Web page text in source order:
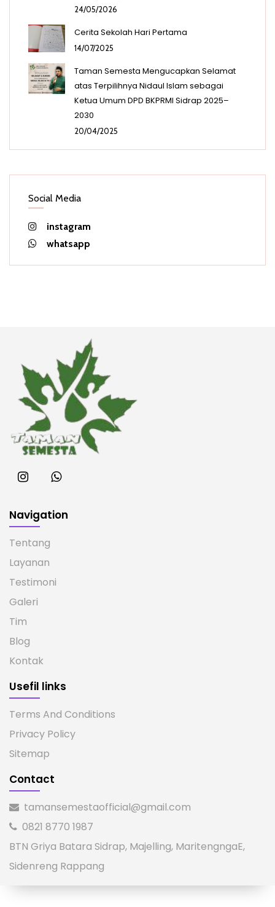
24/05/2026
Cerita Sekolah Hari Pertama
14/07/2025
Taman Semesta Mengucapkan Selamat
atas Terpilihnya Nidaul Islam sebagai
Ketua Umum DPD BKPRMI Sidrap 2025–
2030
20/04/2025
Social Media
instagram
whatsapp
Navigation
Tentang
Layanan
Testimoni
Galeri
Tim
Blog
Kontak
Usefil links
Terms And Conditions
Privacy Policy
Sitemap
Contact
tamansemestaofficial@gmail.com
0821 8770 1987
BTN Griya Batara Sidrap, Majelling, MaritengngaE,
Sidenreng Rappang